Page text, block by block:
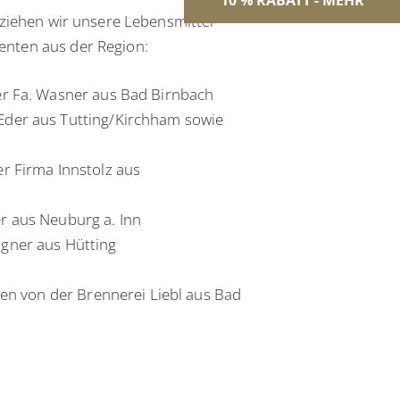
wir unsere Lebensmittel
aus der Region:
Fa. Wasner aus Bad Birnbach
aus Tutting/Kirchham sowie
Firma Innstolz aus
aus Neuburg a. Inn
aus Hütting
von der Brennerei Liebl aus Bad